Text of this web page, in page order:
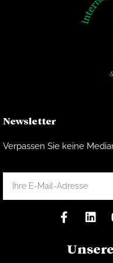
Newsletter
Verpassen Sie keine